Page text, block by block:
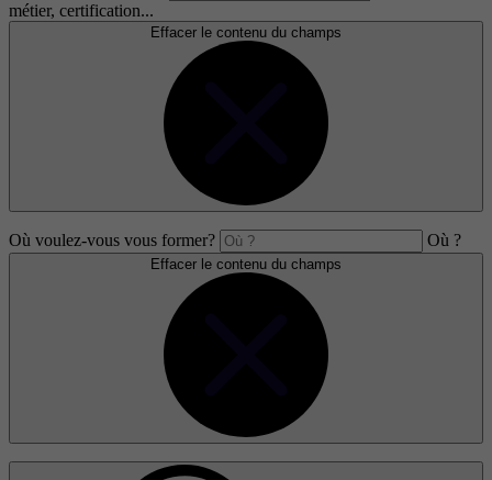
métier, certification...
Effacer le contenu du champs
Où voulez-vous vous former? Où ?
Effacer le contenu du champs